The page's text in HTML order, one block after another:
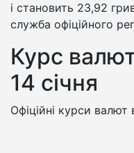
і становить 23,92
служба офіційного
Курс
14 січня
Офіційні курси валют